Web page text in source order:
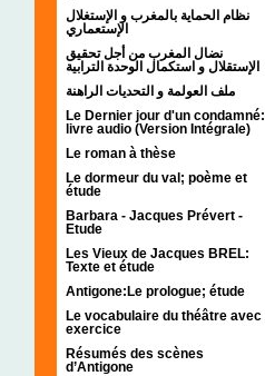
نظام الحماية بالمغرب و الإستغلال
الإستعماري
نضال المغرب من أجل تحقيق
الإستقلال و استكمال الوحدة الترابية
ملف العولمة و التحديات الراهنة
Le Dernier jour d'un condamné:
livre audio (Version Intégrale)
Le roman à thèse
Le dormeur du val; poème et
étude
Barbara - Jacques Prévert -
Etude
Les Vieux de Jacques BREL:
Texte et étude
Antigone:Le prologue; étude
Le vocabulaire du théâtre avec
exercice
Résumés des scènes
d’Antigone